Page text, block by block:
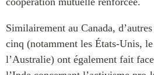
Similairement au Canada,
cinq (notamment les États-Unis,
l’Australie) ont également fait